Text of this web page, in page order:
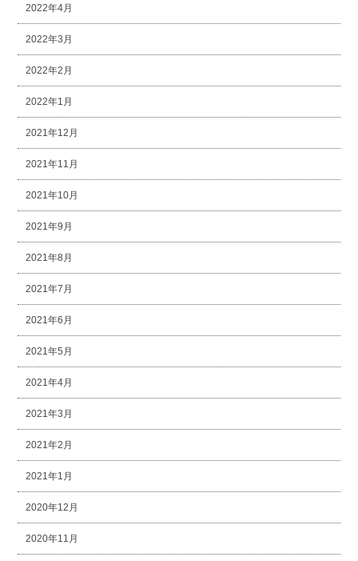
2022年4月
2022年3月
2022年2月
2022年1月
2021年12月
2021年11月
2021年10月
2021年9月
2021年8月
2021年7月
2021年6月
2021年5月
2021年4月
2021年3月
2021年2月
2021年1月
2020年12月
2020年11月